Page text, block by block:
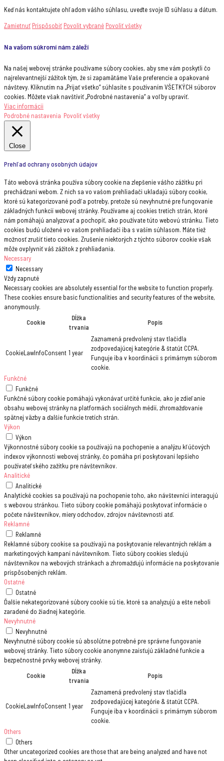
Keď nás kontaktujete ohľadom vášho súhlasu, uveďte svoje ID súhlasu a dátum.
Zamietnuť Prispôsobiť Povolit vybrané Povoliť všetky
Na vašom súkromí nám záleží
Na našej webovej stránke používame súbory cookies, aby sme vám poskytli čo
najrelevantnejší zážitok tým, že si zapamätáme Vaše preferencie a opakované
návštevy. Kliknutím na „Prijať všetko“ súhlasíte s používaním VŠETKÝCH súborov
cookies. Môžete však navštíviť „Podrobné nastavenia“ a voľby upraviť.
Viac informácii
Podrobné nastavenia Povoliť všetky
Close
Prehľad ochrany osobných údajov
Táto webová stránka používa súbory cookie na zlepšenie vášho zážitku pri
prechádzaní webom. Z nich sa vo vašom prehliadači ukladajú súbory cookie,
ktoré sú kategorizované podľa potreby, pretože sú nevyhnutné pre fungovanie
základných funkcií webovej stránky. Používame aj cookies tretích strán, ktoré
nám pomáhajú analyzovať a pochopiť, ako používate túto webovú stránku. Tieto
cookies budú uložené vo vašom prehliadači iba s vaším súhlasom. Máte tiež
možnosť zrušiť tieto cookies. Zrušenie niektorých z týchto súborov cookie však
môže ovplyvniť váš zážitok z prehliadania.
Necessary
Necessary
Vždy zapnuté
Necessary cookies are absolutely essential for the website to function properly.
These cookies ensure basic functionalities and security features of the website,
anonymously.
Cookie
Dĺžka
trvania
Popis
CookieLawInfoConsent 1 year
Zaznamená predvolený stav tlačidla
zodpovedajúcej kategórie & štatút CCPA.
Funguje iba v koordinácii s primárnym súborom
cookie.
Funkčné
Funkčné
Funkčné súbory cookie pomáhajú vykonávať určité funkcie, ako je zdieľanie
obsahu webovej stránky na platformách sociálnych médií, zhromažďovanie
spätnej väzby a ďalšie funkcie tretích strán.
Výkon
Výkon
Výkonnostné súbory cookie sa používajú na pochopenie a analýzu kľúčových
indexov výkonnosti webovej stránky, čo pomáha pri poskytovaní lepšieho
používateľského zažitku pre návštevníkov.
Analitické
Analitické
Analytické cookies sa používajú na pochopenie toho, ako návštevníci interagujú
s webovou stránkou. Tieto súbory cookie pomáhajú poskytovať informácie o
počete návštevníkov, miery odchodov, zdrojov návštevnosti atď.
Reklamné
Reklamné
Reklamné súbory cookise sa používajú na poskytovanie relevantných reklám a
marketingových kampaní návštevníkom. Tieto súbory cookies sledujú
návštevníkov na webových stránkach a zhromažďujú informácie na poskytovanie
prispôsobených reklám.
Ostatné
Ostatné
Ďalšie nekategorizované súbory cookie sú tie, ktoré sa analyzujú a ešte neboli
zaradené do žiadnej kategórie.
Nevyhnutné
Nevyhnutné
Nevyhnutné súbory cookie sú absolútne potrebné pre správne fungovanie
webovej stránky. Tieto súbory cookie anonymne zaisťujú základné funkcie a
bezpečnostné prvky webovej stránky.
Cookie
Dĺžka
trvania
Popis
CookieLawInfoConsent 1 year
Zaznamená predvolený stav tlačidla
zodpovedajúcej kategórie & štatút CCPA.
Funguje iba v koordinácii s primárnym súborom
cookie.
Others
Others
Other uncategorized cookies are those that are being analyzed and have not